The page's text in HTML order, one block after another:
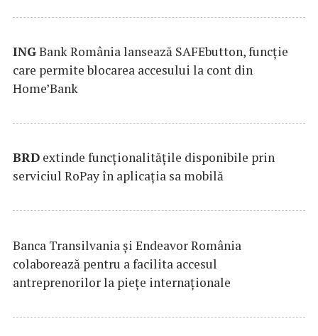
INGBank România lansează SAFEbutton, funcţie
care permite blocarea accesului la cont din
Home’Bank
BRD extinde funcţionalităţile disponibile prin
serviciul RoPay în aplicaţia sa mobilă
Banca Transilvania şi Endeavor România
colaborează pentru a facilita accesul
antreprenorilor la pieţe internaţionale